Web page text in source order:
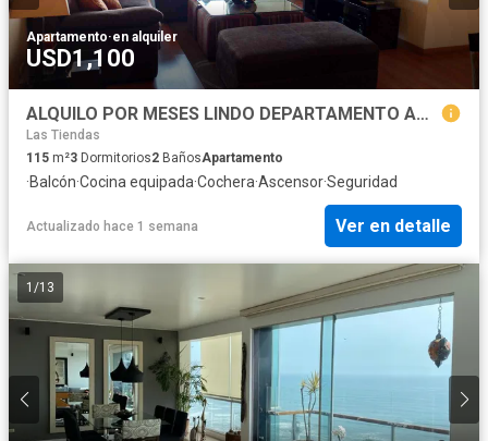
Apartamento·en alquiler
USD1,100
ALQUILO POR MESES LINDO DEPARTAMENTO AMOBLADO
Las Tiendas
115 m²3 Dormitorios2 BañosApartamento
·Balcón·Cocina equipada·Cochera·Ascensor·Seguridad
Actualizado hace 1 semana Ver en detalle
1 /13